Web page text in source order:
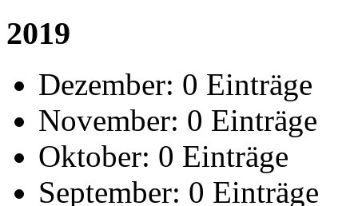
2019
Dezember: 0 Einträge
November: 0 Einträge
Oktober: 0 Einträge
September: 0 Einträge